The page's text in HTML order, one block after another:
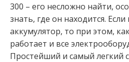
300 – его несложно найти,
знать, где он находится.
аккумулятор, то при этом,
работает и все
Простейший и самый легкий